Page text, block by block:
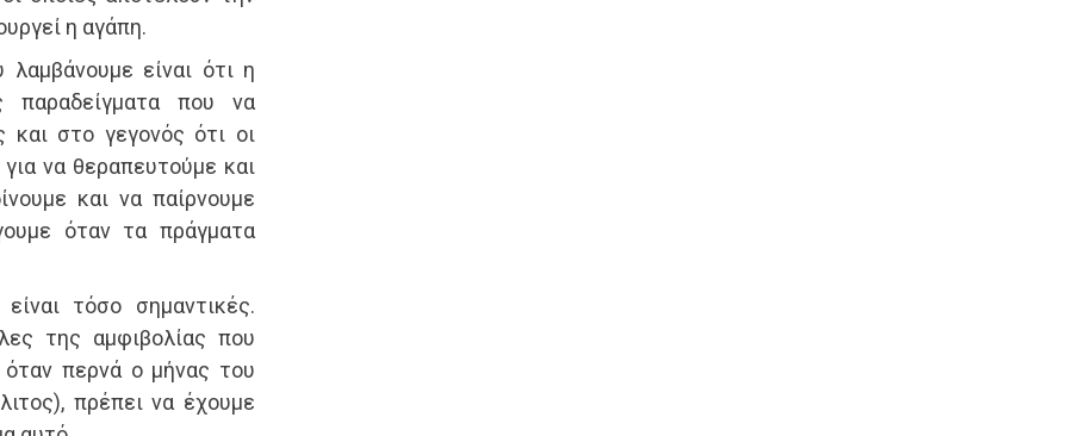
η αγάπη.
είναι ότι η
παραδείγματα που να
και στο γεγονός ότι οι
να θεραπευτούμε και
και να παίρνουμε
όταν τα πράγματα
τόσο σημαντικές.
της αμφιβολίας που
όταν περνά ο μήνας του
πρέπει να έχουμε